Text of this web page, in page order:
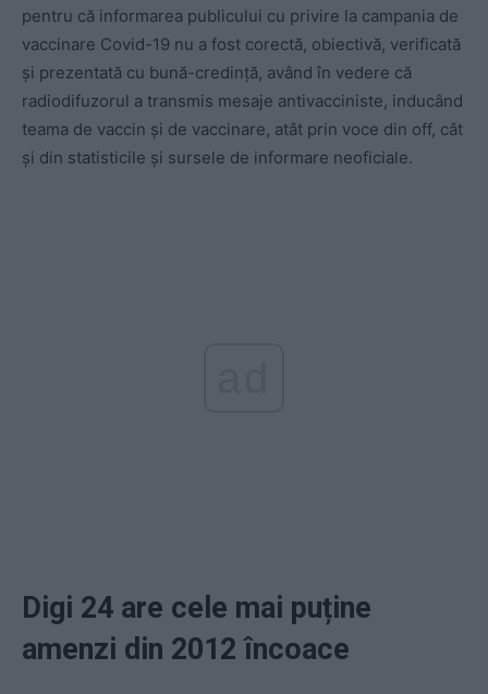
pentru că informarea publicului cu privire la campania de
vaccinare Covid-19 nu a fost corectă, obiectivă, verificată
și prezentată cu bună-credință, având în vedere că
radiodifuzorul a transmis mesaje antivacciniste, inducând
teama de vaccin și de vaccinare, atât prin voce din off, cât
și din statisticile și sursele de informare neoficiale.
Digi 24 are cele mai puține
amenzi din 2012 încoace